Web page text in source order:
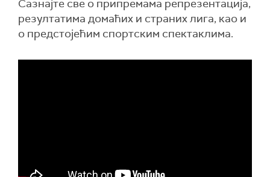
Сазнајте све о припремама репрезентација,
резултатима домаћих и страних лига, као и
о предстојећим спортским спектаклима.